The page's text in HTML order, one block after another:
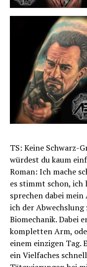
TS: Keine Schwarz-
würdest du kaum
Roman: Ich mache
es stimmt schon, ich
sprechen dabei mein
ich der Abwechslung
Biomechanik. Dabei
kompletten Arm,
einem einzigen Tag.
ein Vielfaches